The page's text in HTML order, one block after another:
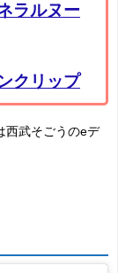
ラルヌー
クリップ
西武そごうのeデ